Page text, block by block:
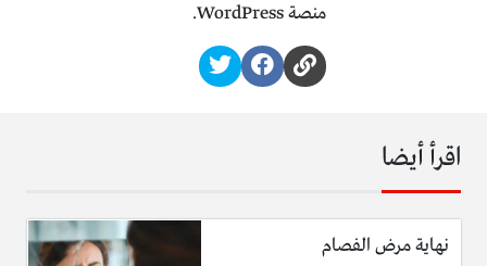
منصة WordPress.
اقرأ أيضا
نهاية مرض الفصام